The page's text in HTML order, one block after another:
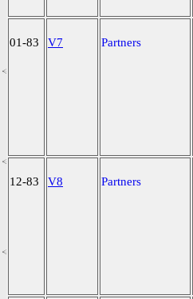
01-83 V7 Partners
12-83 V8 Partners